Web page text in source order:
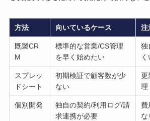
方法 向いているケース 注
既製CR
M
標準的な営業/CS管理
を早く始めたい
独
スプレッ
ドシート
初期検証で顧客数が少
ない
更
理
個別開発
独自の契約/利用ログ/請
求連携が必要
費
な